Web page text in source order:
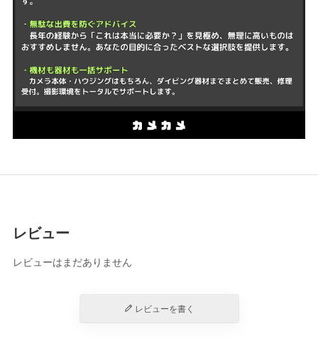
レビュー
レビューはまだありません
レビューを書く